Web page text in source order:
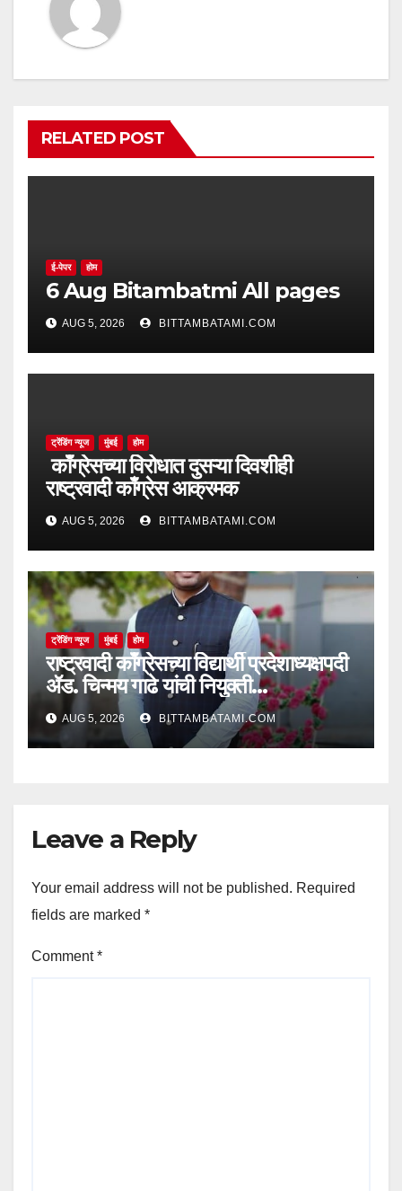
RELATED POST
ई-पेपर होम
6 Aug Bitambatmi All pages
AUG 5, 2026 BITTAMBATAMI.COM
ट्रेंडिंग न्यूज मुंबई होम
काँग्रेसच्या विरोधात दुसऱ्या दिवशीही
राष्ट्रवादी काँग्रेस आक्रमक
AUG 5, 2026 BITTAMBATAMI.COM
ट्रेंडिंग न्यूज मुंबई होम
राष्ट्रवादी काँग्रेसच्या विद्यार्थी प्रदेशाध्यक्षपदी
ॲड. चिन्मय गाढे यांची नियुक्ती…
AUG 5, 2026 BITTAMBATAMI.COM
Leave a Reply
Your email address will not be published. Required
fields are marked *
Comment*